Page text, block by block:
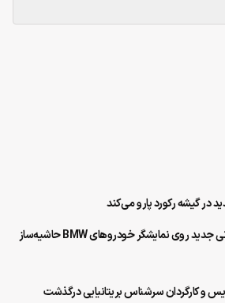
در گیشه رکورد پارو می‌کند
تبلیغ فیلم مرد عنکبوتی جدید روی نمایشگر خودروهای BMW حاشیه‌ساز
و کارگردان سرشناس بریتانیایی درگذشت